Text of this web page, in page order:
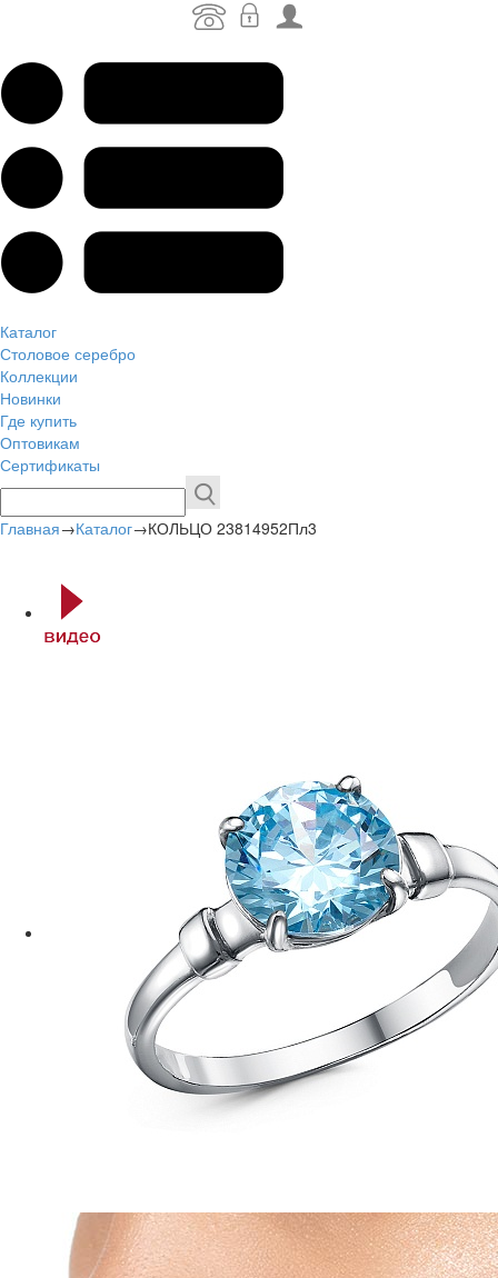
Каталог
Столовое серебро
Коллекции
Новинки
Где купить
Оптовикам
Сертификаты
Главная→Каталог→КОЛЬЦО 23814952Пл3